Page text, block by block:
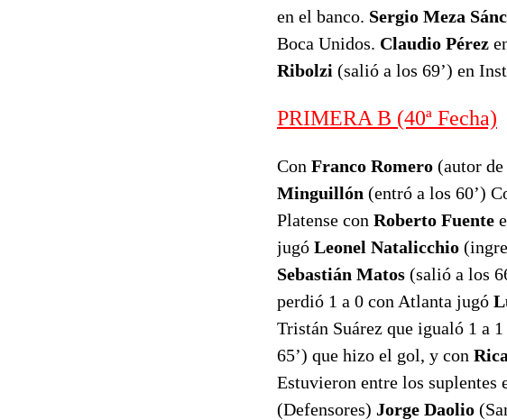
en el banco. Sergio Meza
Boca Unidos. Claudio Pérez
Ribolzi (salió a los 69’) en
PRIMERA B (40ª Fecha)
Con Franco Romero (autor
Minguillón (entró a los 60’)
Platense con Roberto Fuente
jugó Leonel Natalicchio
Sebastián Matos (salió a los
perdió 1 a 0 con Atlanta jugó
Tristán Suárez que igualó 1 a
65’) que hizo el gol, y con
Estuvieron entre los suplentes
(Defensores) Jorge Daolio